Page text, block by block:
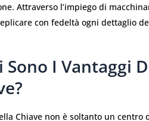
Attraverso l’impiego di
con fedeltà ogni dettaglio
Sono I Vantaggi
Chiave non è soltanto un